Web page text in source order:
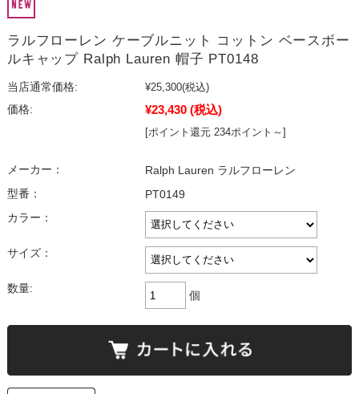
ラルフローレン ケーブルニット コットン ベースボー
ルキャップ Ralph Lauren 帽子 PT0148
当店通常価格: ¥25,300(税込)
価格:
¥23,430 (税込)
[ポイント還元 234ポイント～]
メーカー：
Ralph Lauren ラルフローレン
型番：
PT0149
カラー：
サイズ：
数量:
個